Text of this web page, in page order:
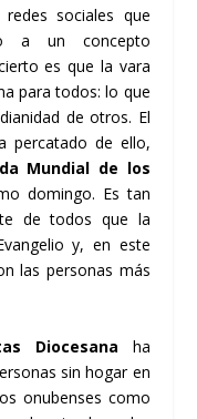
sociales que
a un concepto
es que la vara
para todos: lo que
de otros. El
percatado de ello,
Mundial de los
domingo. Es tan
de todos que la
y, en este
las personas más
Diocesana ha
sin hogar en
onubenses como